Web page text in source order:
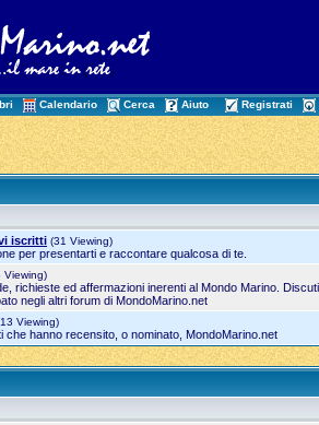
Calendario Cerca Aiuto
Registrati
iscritti (31 Viewing)
per presentarti e raccontare qualcosa di te.
Viewing)
richieste ed affermazioni inerenti al Mondo Marino.
negli altri forum di MondoMarino.net
Viewing)
che hanno recensito, o nominato, MondoMarino.net